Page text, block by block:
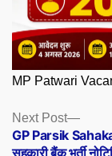
MP Patwari
Posts
navigation
Next Post
Next
post:
GP Parsik
सहकारी बैंक भर्ती